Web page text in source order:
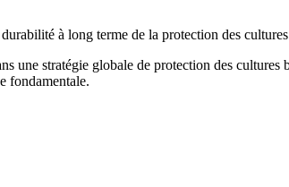
à long terme de la protection des
stratégie globale de protection des cultures
fondamentale.